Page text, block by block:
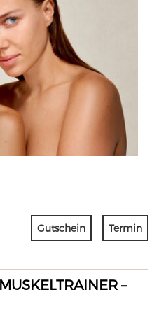
Gutschein Termin
–